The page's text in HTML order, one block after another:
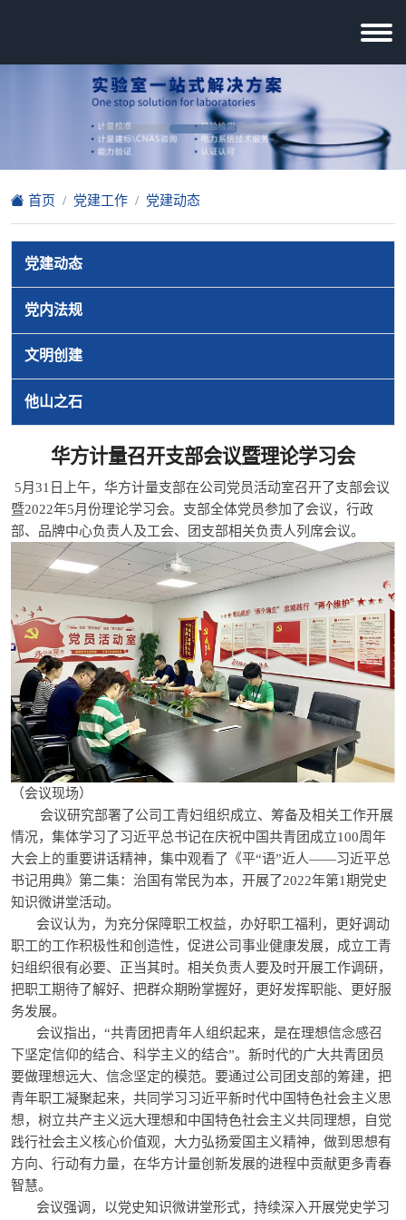
首页 党建工作 党建动态
党建动态
党内法规
文明创建
他山之石
华方计量召开支部会议暨理论学习会
5月31日上午，华方计量支部在公司党员活动室召开了支部会议
暨2022年5月份理论学习会。支部全体党员参加了会议，行政
部、品牌中心负责人及工会、团支部相关负责人列席会议。
（会议现场）
会议研究部署了公司工青妇组织成立、筹备及相关工作开展
情况，集体学习了习近平总书记在庆祝中国共青团成立100周年
大会上的重要讲话精神，集中观看了《平“语”近人——习近平总
书记用典》第二集：治国有常民为本，开展了2022年第1期党史
知识微讲堂活动。
会议认为，为充分保障职工权益，办好职工福利，更好调动
职工的工作积极性和创造性，促进公司事业健康发展，成立工青
妇组织很有必要、正当其时。相关负责人要及时开展工作调研，
把职工期待了解好、把群众期盼掌握好，更好发挥职能、更好服
务发展。
会议指出，“共青团把青年人组织起来，是在理想信念感召
下坚定信仰的结合、科学主义的结合”。新时代的广大共青团员
要做理想远大、信念坚定的模范。要通过公司团支部的筹建，把
青年职工凝聚起来，共同学习习近平新时代中国特色社会主义思
想，树立共产主义远大理想和中国特色社会主义共同理想，自觉
践行社会主义核心价值观，大力弘扬爱国主义精神，做到思想有
方向、行动有力量，在华方计量创新发展的进程中贡献更多青春
智慧。
会议强调，以党史知识微讲堂形式，持续深入开展党史学习